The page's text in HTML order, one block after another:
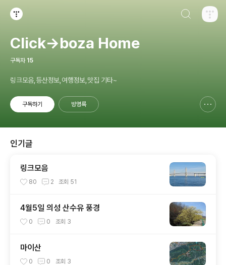
Click→boza Home
구독자 15
링크모음,등산정보,여행정보,맛집 기타~
구독하기 방명록
인기글
링크모음
80 2 조회 51
4월5일 의성 산수유 풍경
0 0 조회 3
마이산
0 0 조회 3